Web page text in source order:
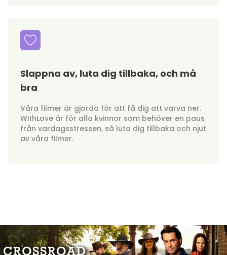
Slappna av, luta dig tillbaka, och må
bra
Våra filmer är gjorda för att få dig att varva ner.
WithLove är för alla kvinnor som behöver en paus
från vardagsstressen, så luta dig tillbaka och njut
av våra filmer.